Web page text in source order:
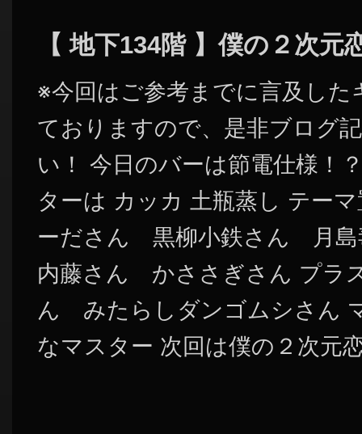
【 地下134階 】僕の２次
※今回はご参考までに言及した
ておりますので、是非ブログ
い！ 今日のバーは節電仕様！
ターは カッカ 土瓶蒸し テー
ーださん 黒柳小鉄さん 月
内藤さん かささぎさん プラ
ん みたらしダンゴムシさん
なマスター 次回は僕の２次元